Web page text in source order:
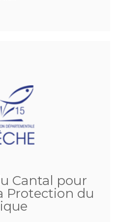
Cantal pour
Protection du